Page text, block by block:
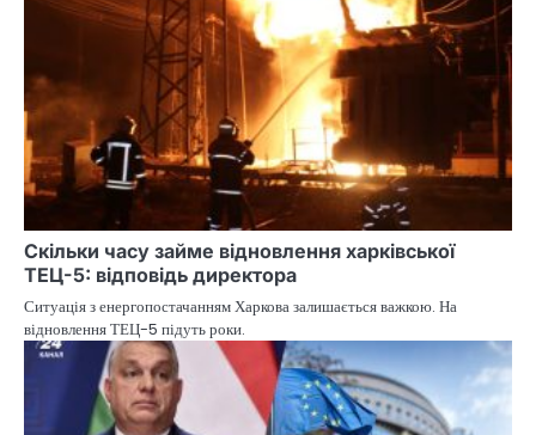
Скільки часу займе відновлення харківської
ТЕЦ-5: відповідь директора
Ситуація з енергопостачанням Харкова залишається важкою. На
відновлення ТЕЦ-5 підуть роки.